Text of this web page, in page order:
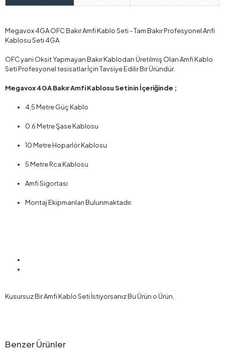
Megavox 4GA OFC Bakır Amfi Kablo Seti - Tam Bakır Profesyonel Anfi
Kablosu Seti 4GA
OFC yani Oksit Yapmayan Bakır Kablodan Üretilmiş Olan Amfi Kablo
Seti Profesyonel tesisatlar İçin Tavsiye Edilir Bir Üründür.
Megavox 4GA Bakır Amfi Kablosu Setinin İçeriğinde ;
4,5 Metre Güç Kablo
0.6 Metre Şase Kablosu
10 Metre Hoparlör Kablosu
5 Metre Rca Kablosu
Amfi Sigortası
Montaj Ekipmanları Bulunmaktadır.
Kusursuz Bir Amfi Kablo Seti İstiyorsanız Bu Ürün o Ürün.
Benzer Ürünler